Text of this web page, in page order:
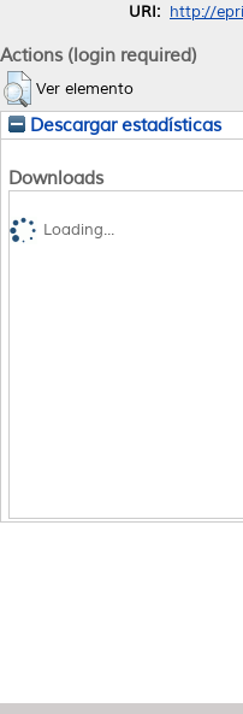
URI: http://
Actions (login required)
Ver elemento
Descargar estadísticas
Downloads
Loading...